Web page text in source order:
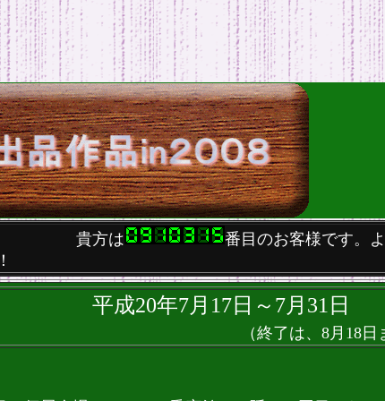
方は
番目のお客様です。
平成20年7月17日～7
（終了は、8月18